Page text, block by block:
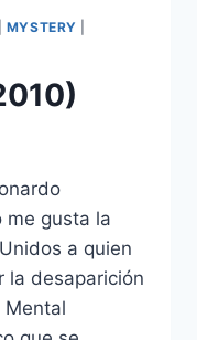
MYSTERY
me gusta la
a quien
la desaparición
Mental